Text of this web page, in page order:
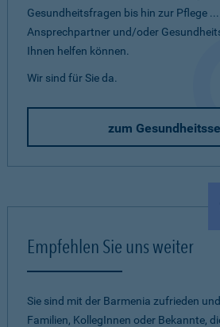
Gesundheitsfragen bis hin zur Pflege
Ansprechpartner und/oder
Ihnen helfen können.
Wir sind für Sie da.
zum
Empfehlen Sie uns weiter
Sie sind mit der Barmenia zufrieden
Familien, KollegInnen oder Bekannte,